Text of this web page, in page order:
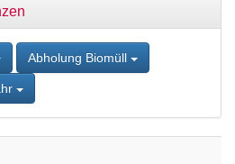
Abholung Biomüll